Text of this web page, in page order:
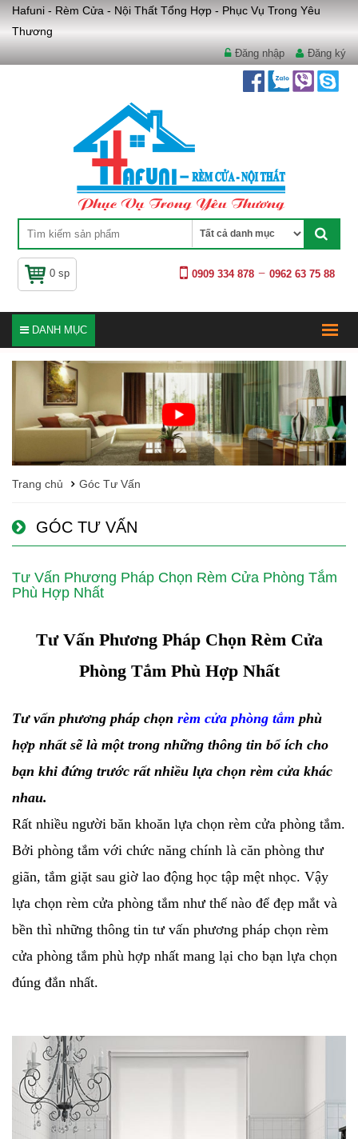
Hafuni - Rèm Cửa - Nội Thất Tổng Hợp - Phục Vụ Trong Yêu
Thương
Đăng nhập Đăng ký
0 sp 0909 334 878 0962 63 75 88
DANH MỤC
Trang chủ Góc Tư Vấn
GÓC TƯ VẤN
Tư Vấn Phương Pháp Chọn Rèm Cửa Phòng Tắm
Phù Hợp Nhất
Tư Vấn Phương Pháp Chọn Rèm Cửa
Phòng Tắm Phù Hợp Nhất
Tư vấn phương pháp chọn rèm cửa phòng tắm phù
hợp nhất sẽ là một trong những thông tin bổ ích cho
bạn khi đứng trước rất nhiều lựa chọn rèm cửa khác
nhau.
Rất nhiều người băn khoăn lựa chọn rèm cửa phòng tắm.
Bởi phòng tắm với chức năng chính là căn phòng thư
giãn, tắm giặt sau giờ lao động học tập mệt nhọc. Vậy
lựa chọn rèm cửa phòng tắm như thế nào để đẹp mắt và
bền thì những thông tin tư vấn phương pháp chọn rèm
cửa phòng tắm phù hợp nhất mang lại cho bạn lựa chọn
đúng đắn nhất.